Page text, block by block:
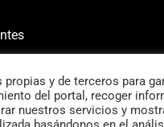
y de terceros para
del portal, recoger
nuestros servicios y